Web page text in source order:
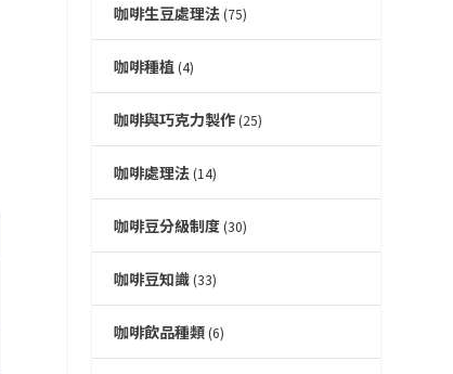
咖啡生豆處理法(75)
咖啡種植 (4)
咖啡與巧克力製作(25)
咖啡處理法(14)
咖啡豆分級制度(30)
咖啡豆知識(33)
咖啡飲品種類(6)